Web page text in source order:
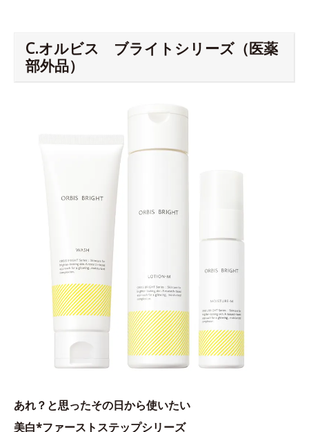
C.オルビス ブライトシリーズ（医薬
部外品）
あれ？と思ったその日から使いたい
美白*ファーストステップシリーズ